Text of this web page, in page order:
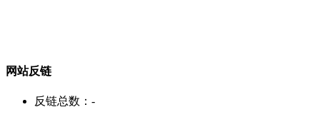
网站反链
反链总数： -